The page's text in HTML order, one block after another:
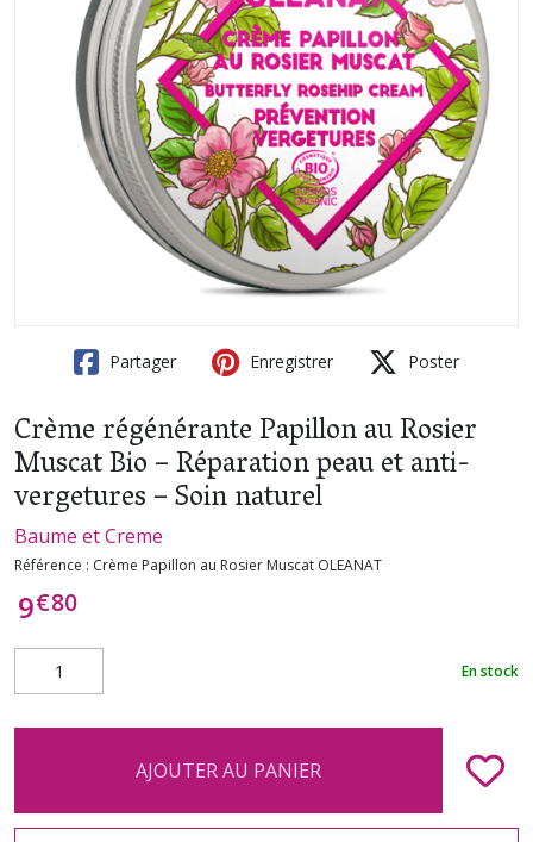
Partager Enregistrer Poster
Crème régénérante Papillon au Rosier
Muscat Bio – Réparation peau et anti-
vergetures – Soin naturel
Baume et Creme
Référence : Crème Papillon au Rosier Muscat OLEANAT
9€80
En stock
AJOUTER AU PANIER